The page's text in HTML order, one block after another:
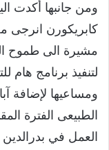
ومن جانبها أكدت
كابريكورن انرجى
مشيرة الى طموح
لتنفيذ برنامج هام
ومساعيها لإضافة
الطبيعى الفترة
العمل في